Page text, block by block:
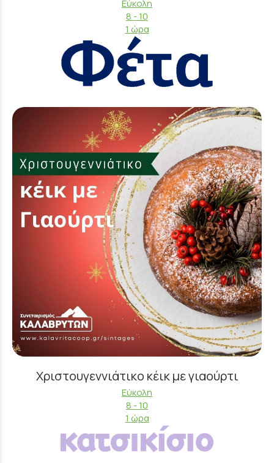
Εύκολη
8 - 10
1 ώρα
Χριστουγεννιάτικο κέικ με γιαούρτι
Εύκολη
8 - 10
1 ώρα